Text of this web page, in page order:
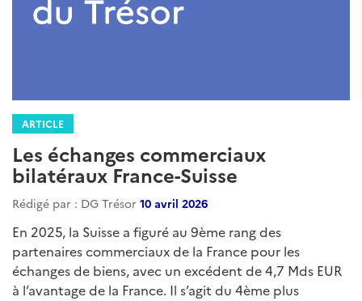
ARTICLE
Les échanges commerciaux
bilatéraux France-Suisse
Rédigé par : DG Trésor 10 avril 2026
En 2025, la Suisse a figuré au 9ème rang des
partenaires commerciaux de la France pour les
échanges de biens, avec un excédent de 4,7 Mds EUR
à l’avantage de la France. Il s’agit du 4ème plus